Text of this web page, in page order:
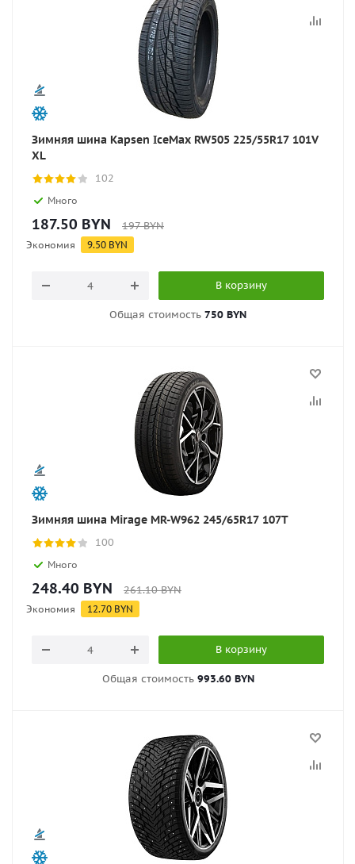
Зимняя шина Kapsen IceMax RW505 225/55R17 101V
XL
102
Много
187.50 BYN 197BYN
Экономия 9.50 BYN
В корзину
Общая стоимость 750 BYN
Зимняя шина Mirage MR-W962 245/65R17 107T
100
Много
248.40 BYN 261.10BYN
Экономия 12.70 BYN
В корзину
Общая стоимость 993.60 BYN